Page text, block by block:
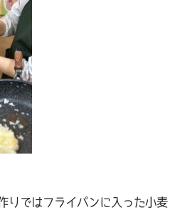
りではフライパンに入った小麦